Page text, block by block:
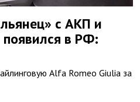
с АКП и
в РФ:
Alfa Romeo Giulia за